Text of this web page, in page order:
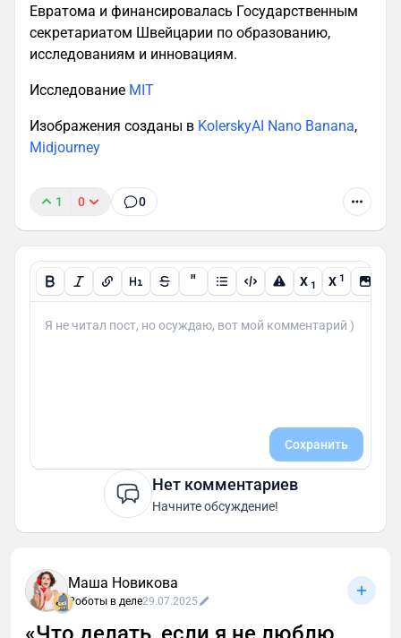
Евратома и финансировалась Государственным
секретариатом Швейцарии по образованию,
исследованиям и инновациям.
Исследование MIT
Изображения созданы в KolerskyAI Nano Banana,
Midjourney
1 0 0
" X 1 X 1
Сохранить
Нет комментариев
Начните обсуждение!
Маша Новикова
Роботы в деле29.07.2025